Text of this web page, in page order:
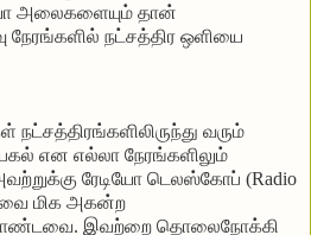
அலைகளையும் தான்
நேரங்களில் நட்சத்திர ஒளியை
நட்சத்திரங்களிலிருந்து வரும்
பகல் என எல்லா நேரங்களிலும்
ரேடியோ டெலஸ்கோப் (Radio
மிக அகன்ற
. இவற்றை தொலைநோக்கி